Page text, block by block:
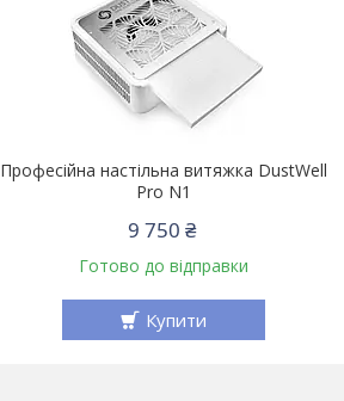
Професійна настільна витяжка DustWell
Pro N1
9 750 ₴
Готово до відправки
Купити